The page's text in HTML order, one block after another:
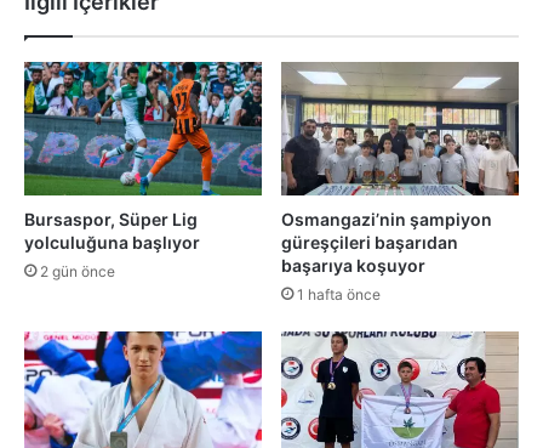
Bursaspor, Süper Lig
yolculuğuna başlıyor
2 gün önce
Osmangazi’nin şampiyon
güreşçileri başarıdan
başarıya koşuyor
1 hafta önce